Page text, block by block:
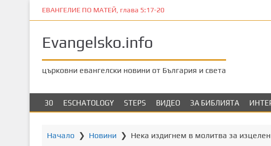
к
ЕВАНГЕЛИЕ ПО МАТЕЙ, глава 5:17-20
Evangelsko.info
църковни евангелски новини от България и света
30 ESCHATOLOGY STEPS ВИДЕО ЗА БИБЛИЯТА
Начало ❯ Новини❯ Нека издигнем в молитва за